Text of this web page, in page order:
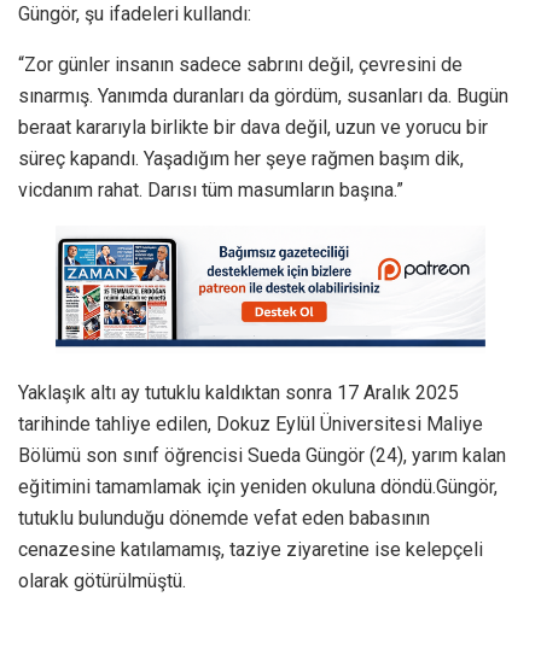
Güngör, şu ifadeleri kullandı:
“Zor günler insanın sadece sabrını değil, çevresini de
sınarmış. Yanımda duranları da gördüm, susanları da. Bugün
beraat kararıyla birlikte bir dava değil, uzun ve yorucu bir
süreç kapandı. Yaşadığım her şeye rağmen başım dik,
vicdanım rahat. Darısı tüm masumların başına.”
Yaklaşık altı ay tutuklu kaldıktan sonra 17 Aralık 2025
tarihinde tahliye edilen, Dokuz Eylül Üniversitesi Maliye
Bölümü son sınıf öğrencisi Sueda Güngör (24), yarım kalan
eğitimini tamamlamak için yeniden okuluna döndü.Güngör,
tutuklu bulunduğu dönemde vefat eden babasının
cenazesine katılamamış, taziye ziyaretine ise kelepçeli
olarak götürülmüştü.